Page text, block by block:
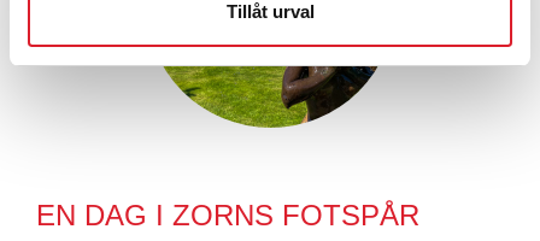
Tillåt urval
EN DAG I ZORNS FOTSPÅR